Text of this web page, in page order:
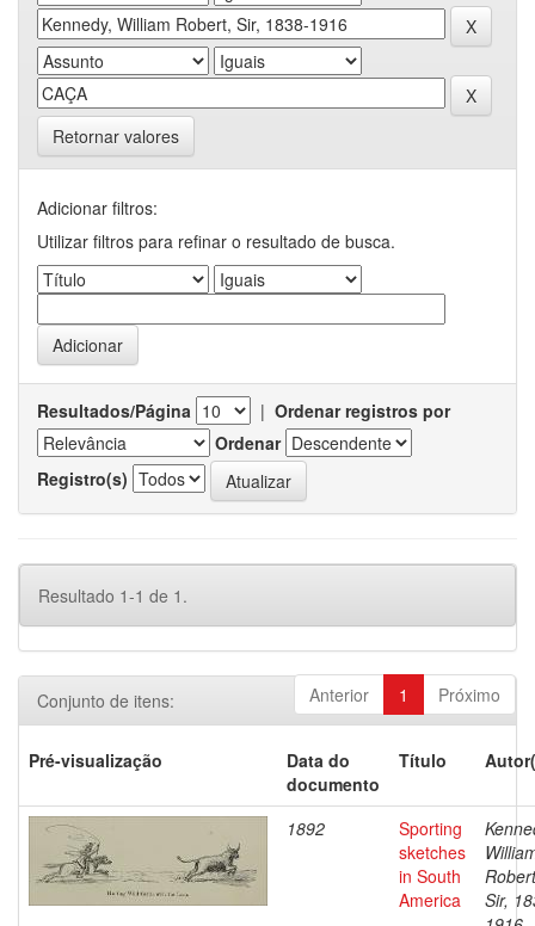
Retornar valores
Adicionar filtros:
Utilizar filtros para refinar o resultado de busca.
Resultados/Página | Ordenar registros por
Ordenar
Registro(s)
Resultado 1-1 de 1.
Anterior 1 Próximo
Conjunto de itens:
Pré-visualização
Data do
documento
Título
1892
Sporting
sketches
in South
America
Sir,